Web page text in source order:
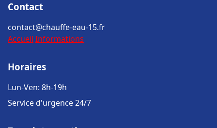
Contact
contact@chauffe-eau-15.fr
Accueil Informations
Horaires
Lun-Ven: 8h-19h
Service d'urgence 24/7